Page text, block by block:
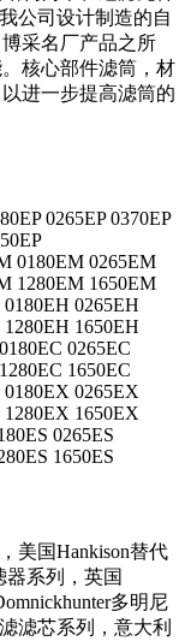
公司设计制造的自
采名厂产品之所
核心部件滤筒，材
进一步提高滤筒的
0265EP 0370EP
0180EM 0265EM
1280EM 1650EM
0265EH
1650EH
0265EC
1650EC
0265EX
1650EX
0265ES
1650ES
美国Hankison替代
系列，英国
多明尼
滤芯系列，意大利